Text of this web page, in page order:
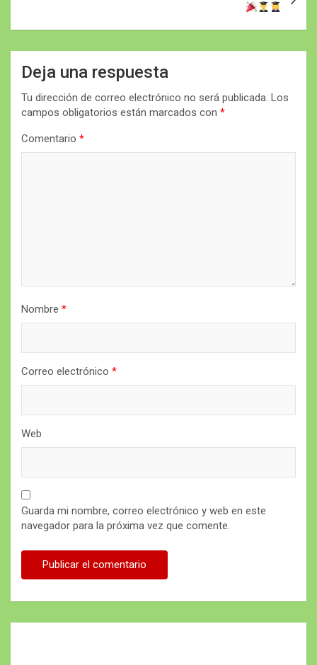
Deja una respuesta
Tu dirección de correo electrónico no será publicada. Los
campos obligatorios están marcados con *
Comentario *
Nombre *
Correo electrónico *
Web
Guarda mi nombre, correo electrónico y web en este
navegador para la próxima vez que comente.